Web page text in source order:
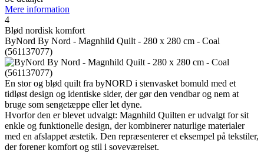
Mere information
4
Blød nordisk komfort
ByNord By Nord - Magnhild Quilt - 280 x 280 cm - Coal
(561137077)
En stor og blød quilt fra byNORD i stenvasket bomuld med et
tidløst design og identiske sider, der gør den vendbar og nem at
bruge som sengetæppe eller let dyne.
Hvorfor den er blevet udvalgt: Magnhild Quilten er udvalgt for sit
enkle og funktionelle design, der kombinerer naturlige materialer
med en afslappet æstetik. Den repræsenterer et eksempel på tekstiler,
der forener komfort og stil i soveværelset.